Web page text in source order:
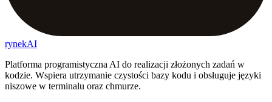
rynekAI
Platforma programistyczna AI do realizacji złożonych zadań w
kodzie. Wspiera utrzymanie czystości bazy kodu i obsługuje języki
niszowe w terminalu oraz chmurze.